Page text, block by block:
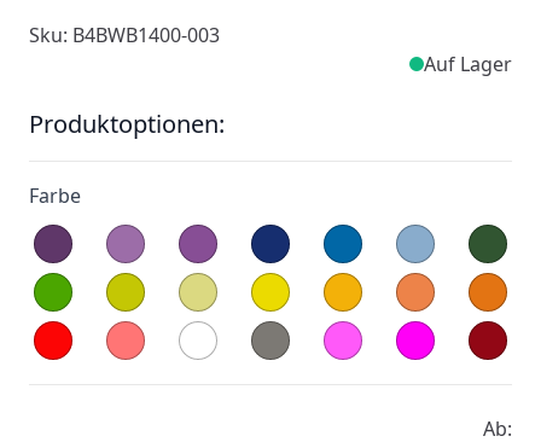
Sku: B4BWB1400-003
Auf Lager
Produktoptionen:
Farbe
Ab: